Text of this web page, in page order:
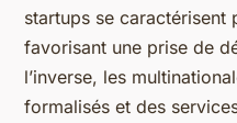
startups se caractérisent
favorisant une prise de
l’inverse, les
formalisés et des